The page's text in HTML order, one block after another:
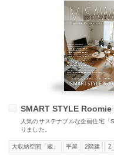
SMART STYLE Roomie
人気のサステナブルな企画住宅
りました。
大収納空間「蔵」 平屋 2階建